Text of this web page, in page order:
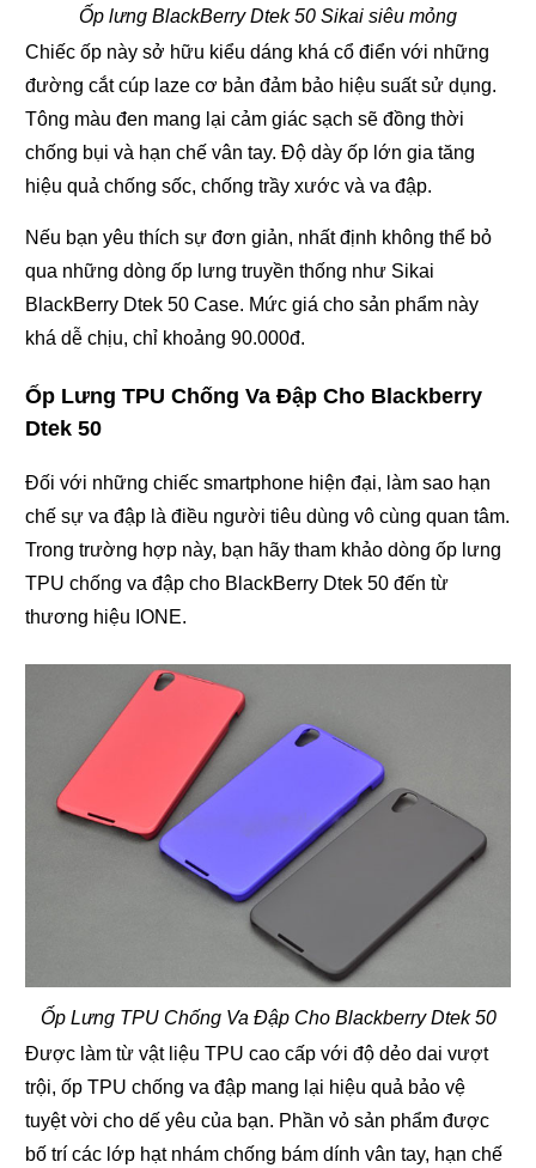
Ốp lưng BlackBerry Dtek 50 Sikai siêu mỏng
Chiếc ốp này sở hữu kiểu dáng khá cổ điển với những
đường cắt cúp laze cơ bản đảm bảo hiệu suất sử dụng.
Tông màu đen mang lại cảm giác sạch sẽ đồng thời
chống bụi và hạn chế vân tay. Độ dày ốp lớn gia tăng
hiệu quả chống sốc, chống trầy xước và va đập.
Nếu bạn yêu thích sự đơn giản, nhất định không thể bỏ
qua những dòng ốp lưng truyền thống như Sikai
BlackBerry Dtek 50 Case. Mức giá cho sản phẩm này
khá dễ chịu, chỉ khoảng 90.000đ.
Ốp Lưng TPU Chống Va Đập Cho Blackberry
Dtek 50
Đối với những chiếc smartphone hiện đại, làm sao hạn
chế sự va đập là điều người tiêu dùng vô cùng quan tâm.
Trong trường hợp này, bạn hãy tham khảo dòng ốp lưng
TPU chống va đập cho BlackBerry Dtek 50 đến từ
thương hiệu IONE.
Ốp Lưng TPU Chống Va Đập Cho Blackberry Dtek 50
Được làm từ vật liệu TPU cao cấp với độ dẻo dai vượt
trội, ốp TPU chống va đập mang lại hiệu quả bảo vệ
tuyệt vời cho dế yêu của bạn. Phần vỏ sản phẩm được
bố trí các lớp hạt nhám chống bám dính vân tay, hạn chế